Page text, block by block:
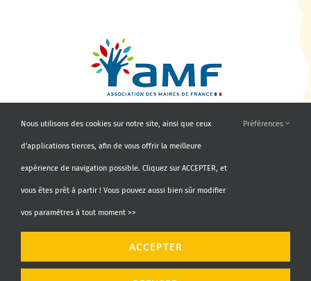
© Copyright 2010 - 2026 | AMF66 | Tous droits réservés |
Nous utilisons des cookies sur notre site, ainsi que ceux
d'applications tierces, afin de vous offrir la meilleure
expérience de navigation possible. Cliquez sur ACCEPTER, et
vous êtes prêt à partir ! Vous pouvez aussi bien sûr modifier
vos paramètres à tout moment >>
Préférences
ACCEPTER